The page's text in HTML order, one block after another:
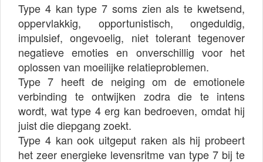
Type 4 kan type 7 soms zien als te kwetsend,
oppervlakkig, opportunistisch, ongeduldig,
impulsief, ongevoelig, niet tolerant tegenover
negatieve emoties en onverschillig voor het
oplossen van moeilijke relatieproblemen.
Type 7 heeft de neiging om de emotionele
verbinding te ontwijken zodra die te intens
wordt, wat type 4 erg kan bedroeven, omdat hij
juist die diepgang zoekt.
Type 4 kan ook uitgeput raken als hij probeert
het zeer energieke levensritme van type 7 bij te